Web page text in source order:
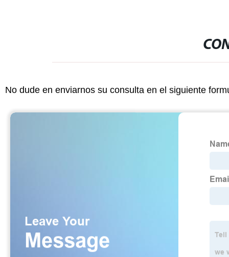
No dude en enviarnos su consulta en el siguiente